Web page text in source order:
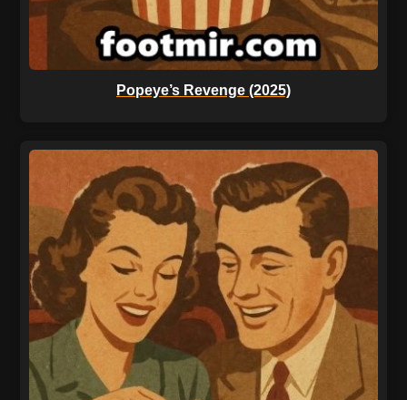
Popeye’s Revenge (2025)